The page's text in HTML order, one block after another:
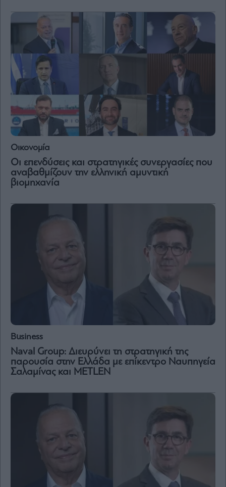
Οικονομία
Οι επενδύσεις και στρατηγικές συνεργασίες που
αναβαθμίζουν την ελληνική αμυντική
βιομηχανία
Business
Naval Group: Διευρύνει τη στρατηγική της
παρουσία στην Ελλάδα με επίκεντρο Ναυπηγεία
Σαλαμίνας και METLEN